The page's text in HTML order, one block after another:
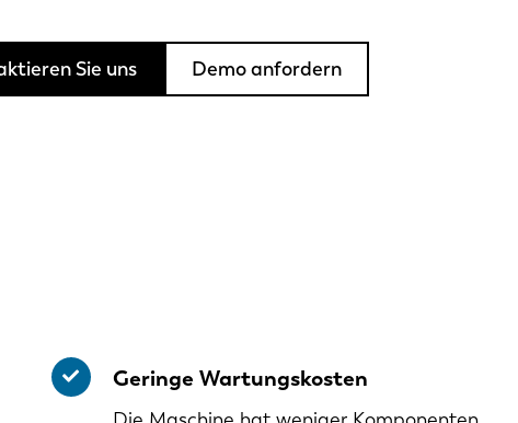
Sie uns Demo anfordern
Geringe Wartungskosten